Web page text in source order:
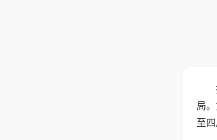
局
至